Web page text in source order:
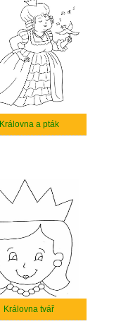
Královna a pták
Královna tvář